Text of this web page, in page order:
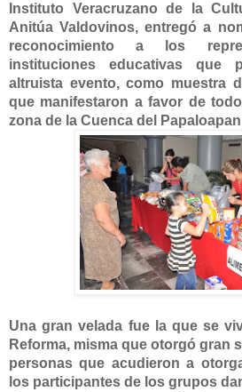
Instituto Veracruzano de
la
Anitúa Valdovinos, entregó a
reconocimiento a los
instituciones educativas que
altruista evento, como muestra
que manifestaron a favor de
zona de la Cuenca del
Una gran velada fue la que se
Reforma, misma que otorgó gran
personas que acudieron a
los participantes de los grupos